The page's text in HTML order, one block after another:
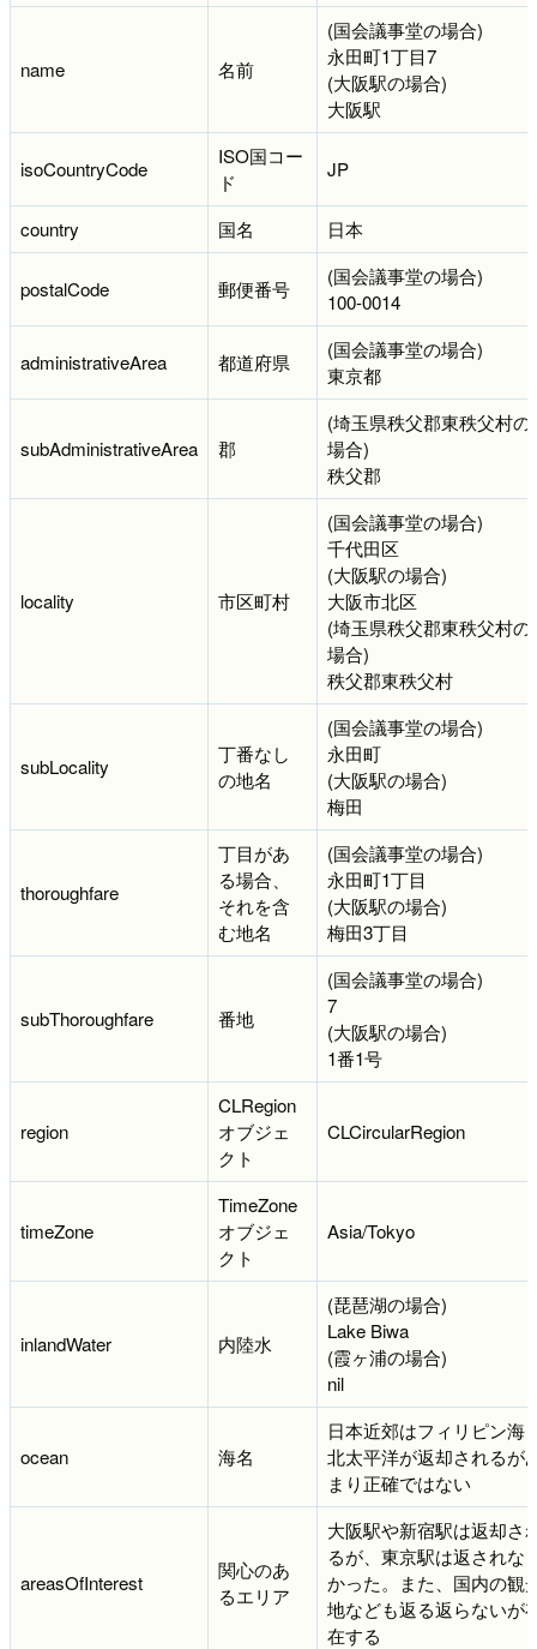
name 名前
(国会議事堂の場合)
永田町1丁目7
(大阪駅の場合)
大阪駅
isoCountryCode
ISO国コー
ド
JP
country 国名 日本
postalCode 郵便番号
(国会議事堂の場合)
100-0014
administrativeArea 都道府県
(国会議事堂の場合)
東京都
subAdministrativeArea 郡
(埼玉県秩父郡東秩父村の
場合)
秩父郡
locality 市区町村
(国会議事堂の場合)
千代田区
(大阪駅の場合)
大阪市北区
(埼玉県秩父郡東秩父村の
場合)
秩父郡東秩父村
subLocality
丁番なし
の地名
(国会議事堂の場合)
永田町
(大阪駅の場合)
梅田
thoroughfare
丁目があ
る場合、
それを含
む地名
(国会議事堂の場合)
永田町1丁目
(大阪駅の場合)
梅田3丁目
subThoroughfare 番地
(国会議事堂の場合)
7
(大阪駅の場合)
1番1号
region
CLRegion
オブジェ
クト
CLCircularRegion
timeZone
TimeZone
オブジェ
クト
Asia/Tokyo
inlandWater 内陸水
(琵琶湖の場合)
Lake Biwa
(霞ヶ浦の場合)
nil
ocean 海名
日本近郊はフィリピン海
北太平洋が返却されるが
まり正確ではない
areasOfInterest
関心のあ
るエリア
大阪駅や新宿駅は返却さ
るが、東京駅は返されな
かった。また、国内の観
地なども返る返らないが
在する